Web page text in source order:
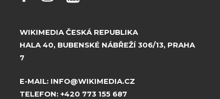
WIKIMEDIA ČESKÁ REPUBLIKA
HALA 40, BUBENSKÉ NÁBŘEŽÍ 306/13, PRAHA
7
E-MAIL: INFO@WIKIMEDIA.CZ
TELEFON: +420 773 155 687